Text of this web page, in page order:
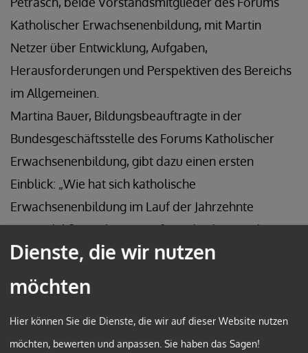
Katholischer Erwachsenenbildung, mit Martin
Netzer über Entwicklung, Aufgaben,
Herausforderungen und Perspektiven des Bereichs
im Allgemeinen.
Martina Bauer, Bildungsbeauftragte in der
Bundesgeschäftsstelle des Forums Katholischer
Erwachsenenbildung, gibt dazu einen ersten
Einblick: „Wie hat sich katholische
Erwachsenenbildung im Lauf der Jahrzehnte
gewandelt? Was leistet sie für Individuen und
Gesellschaft? Und nicht zuletzt: Welche
katholische Erwachsenenbildung auch künftig mit
Angeboten begleiten? Das alles sind Fragen, denen
wir im Laufe des Gesprächs nachgehen wollen.“
Dienste, die wir nutzen
möchten
Hier können Sie die Dienste, die wir auf dieser Website nutzen
möchten, bewerten und anpassen. Sie haben das Sagen!